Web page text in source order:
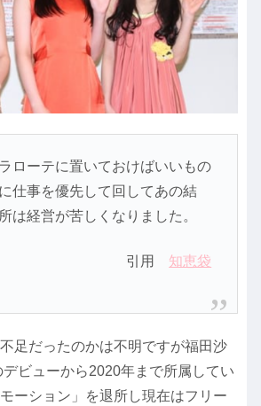
ローテに置いておけばいいもの
仕事を優先して回してあの結
は経営が苦しくなりました。
引用 知恵袋
足だったのかは不明ですが福田沙
ビューから2020年まで所属してい
ーション」を退所し現在はフリー